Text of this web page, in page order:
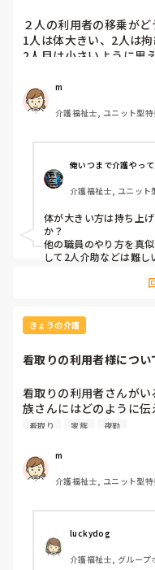
２人の利用者の移乗がど
1人は体大きい、2人は
2人目は小さいように思
m
介護福祉士, ユニット型特
俺いつまで介護やって
介護福祉士, ユニット
体が大きい方は持ち上
か？
他の職員のやり方を真
して2人介助などは難し
拘縮に関しては関節が
てますか？
く移乗できるよう場数
女性の場合、ご自身よ
ともあるので、無理し
でしょう。施設によっ
いことやうまく移乗で
指導をしてもらっても
きょうの介護
看取りの利用者様につい
看取りの利用者さんが
族さんにはどのように伝
例文欲しいです
看取り 家族 夜勤
m
介護福祉士, ユニット型特
luckydog
介護福祉士, グループ